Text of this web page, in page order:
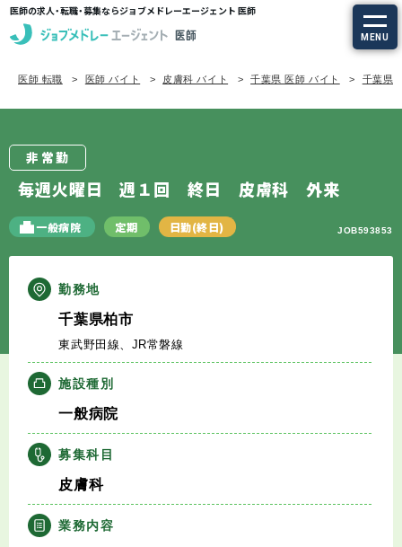
医師の求人・転職・募集ならジョブメドレーエージェント 医師
MENU
求人を探す
定期非常勤の求人
特集から探す
エージェントサービス
エージェントサービスTOP
サービスの流れ
キャリアアドバイザー紹介
医師の求人・転職Q&A
知りたい・聞きたい
医師 転職 医師 バイト 皮膚科 バイト 千葉県 医師 バイト 千葉県/
非常勤
毎週火曜日 週１回 終日 皮膚科 外来
一般病院 定期 日勤(終日) JOB593853
勤務地
千葉県柏市
東武野田線、JR常磐線
施設種別
一般病院
募集科目
皮膚科
業務内容